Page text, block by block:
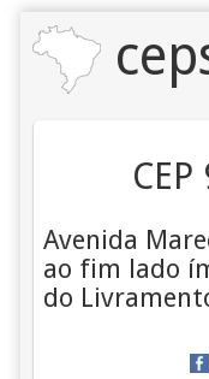
Avenida
ao fim lado
do